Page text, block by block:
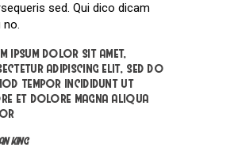
sed. Qui dico dicam
no.
ipsum dolor sit amet,
adipiscing elit, sed do
tempor incididunt ut
et dolore magna aliqua
KING